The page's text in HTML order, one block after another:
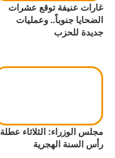
غارات عنيفة توقع عشرات
الضحايا جنوباً.. وعمليات
جديدة للحزب
مجلس الوزراء: الثلاثاء عطلة
رأس السنة الهجرية